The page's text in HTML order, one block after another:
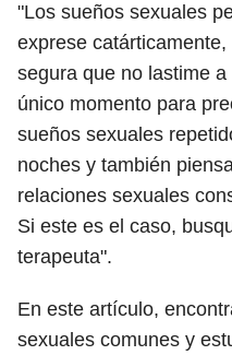
"Los sueños sexuales
exprese
segura que no lastime
único momento para
sueños sexuales
noches y también
relaciones sexuales
Si este es el caso,
terapeuta".
En este artículo,
sexuales comunes y